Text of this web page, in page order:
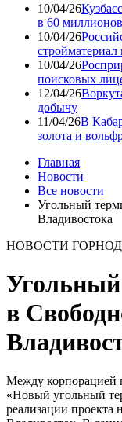
10/04/26
в 60
10/04/26
стройматериал
10/04/26
поисковых
12/04/26
добычу
11/04/26В
золота и
Главная
Новости
Все новости
Угольный
Владивостока
НОВОСТИ
Угольный
в
Между корпорацией
«Новый угольный
реализации проекта